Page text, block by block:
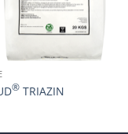
® TRIAZIN